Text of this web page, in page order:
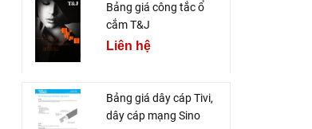
Bảng giá công tắc ổ
cắm T&J
Liên hệ
Bảng giá dây cáp Tivi,
dây cáp mạng Sino